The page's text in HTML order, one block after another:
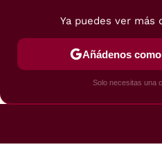
Ya puedes ver más
Añádenos
Solo necesitas una